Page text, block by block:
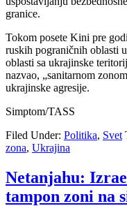
granice.
Tokom posete Kini pre
ruskih pograničnih oblasti
oblasti sa ukrajinske
nazvao, „sanitarnom
ukrajinske agresije.
Simptom/TASS
Filed Under: Politika, Svet
zona, Ukrajina
Netanjahu:
tampon zoni na